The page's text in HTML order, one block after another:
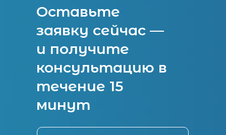
Оставьте
заявку сейчас —
и получите
консультацию в
течение 15
минут